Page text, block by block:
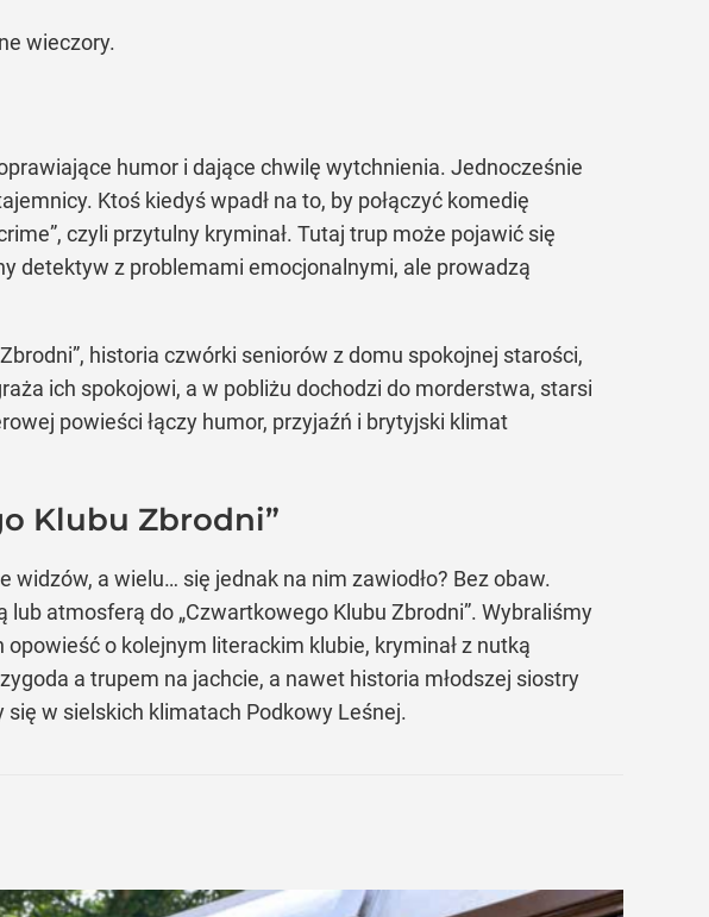
wieczory.
humor i dające chwilę wytchnienia. Jednocześnie
Ktoś kiedyś wpadł na to, by połączyć komedię
czyli przytulny kryminał. Tutaj trup może pojawić się
detektyw z problemami emocjonalnymi, ale prowadzą
historia czwórki seniorów z domu spokojnej starości,
ich spokojowi, a w pobliżu dochodzi do morderstwa, starsi
powieści łączy humor, przyjaźń i brytyjski klimat
Klubu Zbrodni”
a wielu… się jednak na nim zawiodło? Bez obaw.
atmosferą do „Czwartkowego Klubu Zbrodni”. Wybraliśmy
o kolejnym literackim klubie, kryminał z nutką
a trupem na jachcie, a nawet historia młodszej siostry
w sielskich klimatach Podkowy Leśnej.